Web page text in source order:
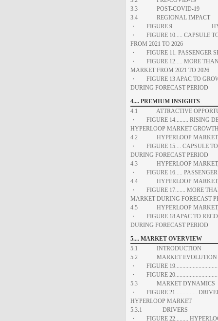
3.3 POST-COVID-19
3.4 REGIONAL IMPACT
・ FIGURE 9..........................
・ FIGURE 10..... CAPSULE
FROM 2021 TO 2026
・ FIGURE 11. PASSENGER
・ FIGURE 12..... MORE THAN
MARKET FROM 2021 TO 2026
・ FIGURE 13 APAC TO
DURING FORECAST PERIOD
4.... PREMIUM INSIGHTS
4.1 ATTRACTIVE
・ FIGURE 14......... RISING
HYPERLOOP MARKET
4.2 HYPERLOOP MARKET,
・ FIGURE 15.... CAPSULE TO
DURING FORECAST PERIOD
4.3 HYPERLOOP MARKET,
・ FIGURE 16.....
4.4 HYPERLOOP MARKET,
・ FIGURE 17....... MORE
MARKET DURING FORECAST
4.5 HYPERLOOP MARKET,
・ FIGURE 18 APAC TO
DURING FORECAST PERIOD
5.... MARKET OVERVIEW
5.1 INTRODUCTION
5.2 MARKET EVOLUTION
・ FIGURE
・ FIGURE
5.3 MARKET DYNAMICS
・ FIGURE 21...............
HYPERLOOP MARKET
5.3.1 DRIVERS
・ FIGURE 22.........